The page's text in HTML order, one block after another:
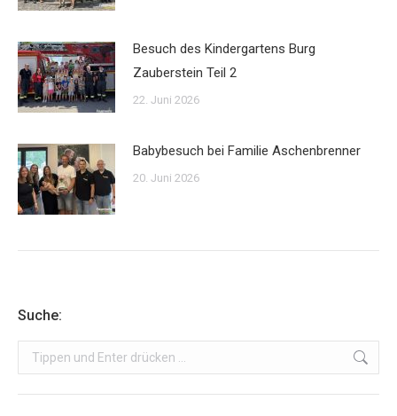
Besuch des Kindergartens Burg
Zauberstein Teil 2
22. Juni 2026
Babybesuch bei Familie Aschenbrenner
20. Juni 2026
Suche:
Search: